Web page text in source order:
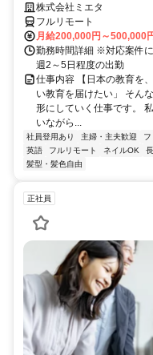
株式会社ミエタ
フルリモート
月給200,000円～500,000
勤務時間詳細 ※対応案件
週2～5日程度の出勤
仕事内容 【日本の教育を
い教育を届けたい」 そん
形にしていく仕事です。
いながら...
社員登用あり 主婦・主夫歓迎
英語
フルリモート ネイルOK
髪型・髪色自由
正社員